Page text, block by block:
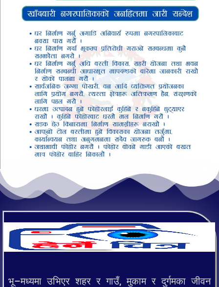
भू–मध्यमा उभिएर शहर र गाउँ, मुकाम र दुर्गमका जीवन